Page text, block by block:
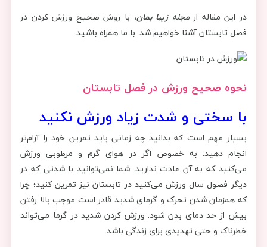
در این مقاله ازمجلهزیبا بمان، با روش صحیح ورزش کردن در
فصل تابستان آشنا خواهیم شد. با ما همراه باشید.
نحوه صحیح ورزش در فصل تابستان
با سختی و شدت زیاد ورزش نکنید
بسیار مهم است که بدانید چه زمانی باید تمرین خود را آرام‌تر
انجام دهید. به خصوص اگر در هوای گرم و مرطوبی ورزش
می‌کنید که به آن عادت ندارید. شما نمی‌توانید با شدتی که در
دیگر فصول سال ورزش می‌کنید در تابستان نیز تمرین کنید؛ چرا
که همزمان شدن تحرک و گرمای شدید قادر است موجب بالا رفتن
بیش از حد دمای بدن شود. ورزش کردن شدید در گرما می‌تواند
خطرناک و حتی تهدیدی برای زندگی باشد.